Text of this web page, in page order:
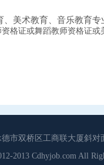
美术教育 音乐教育专
格证或舞蹈教师资格证或
市双桥区工商联大厦斜对
2013 Cdhyjob.com All